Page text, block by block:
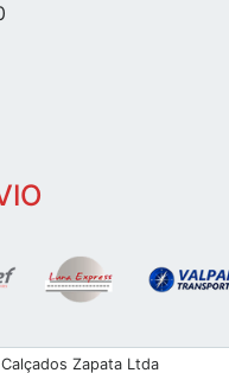
Zapata Ltda